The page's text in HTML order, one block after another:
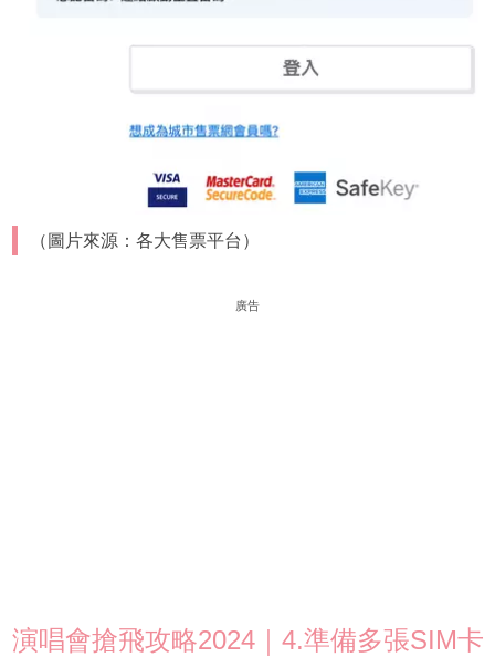
（圖片來源：各大售票平台）
廣告
演唱會搶飛攻略2024｜4.準備多張SIM卡